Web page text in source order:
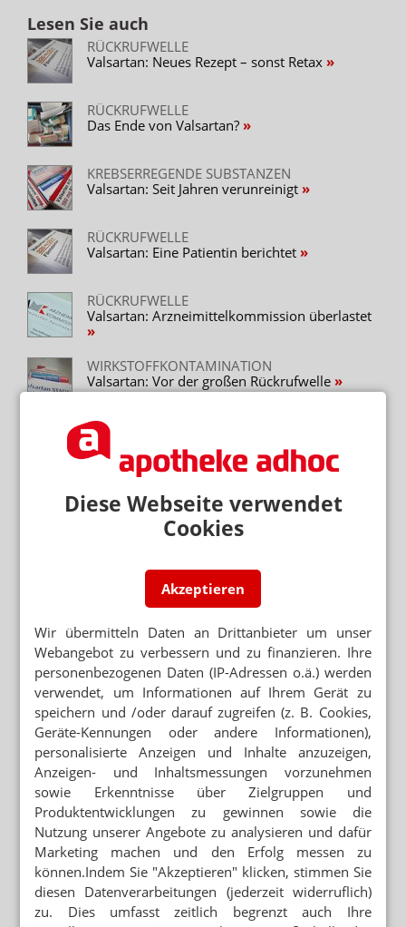
Diese Webseite verwendet
Cookies
Akzeptieren
Wir übermitteln Daten an Drittanbieter um unser
Webangebot zu verbessern und zu finanzieren. Ihre
personenbezogenen Daten (IP-Adressen o.ä.) werden
verwendet, um Informationen auf Ihrem Gerät zu
speichern und /oder darauf zugreifen (z. B. Cookies,
Geräte-Kennungen oder andere Informationen),
personalisierte Anzeigen und Inhalte anzuzeigen,
Anzeigen- und Inhaltsmessungen vorzunehmen
sowie Erkenntnisse über Zielgruppen und
Produktentwicklungen zu gewinnen sowie die
Nutzung unserer Angebote zu analysieren und dafür
Marketing machen und den Erfolg messen zu
können.Indem Sie "Akzeptieren" klicken, stimmen Sie
diesen Datenverarbeitungen (jederzeit widerruflich)
zu. Dies umfasst zeitlich begrenzt auch Ihre
Lesen Sie auch
RÜCKRUFWELLE
Valsartan: Neues Rezept – sonst Retax
RÜCKRUFWELLE
Das Ende von Valsartan?
KREBSERREGENDE SUBSTANZEN
Valsartan: Seit Jahren verunreinigt
RÜCKRUFWELLE
Valsartan: Eine Patientin berichtet
RÜCKRUFWELLE
Valsartan: Arzneimittelkommission überlastet
WIRKSTOFFKONTAMINATION
Valsartan: Vor der großen Rückrufwelle
LABOR-DEBATTE #61
Valsartan: Wie geht ihr jetzt mit Rezepten um?
Neuere Artikel zum Thema
SBK-VORSTÄNDIN DR. GERTRUD DEMMLER
besser machen
Alternative
PROFESSOR DR. FRITZ SÖRGEL
Valsartan-Skandal: „Als guter Chemiker hätte
man das wissen können“
VALSARTAN-RÜCKRUFE
AOK: Eine Runde Diovan für alle
RÜCKRUFWELLE
Valsartan beschäftigt Politik
RÜCKRUFWELLE
Sartane: Dosierung richtig umrechnen